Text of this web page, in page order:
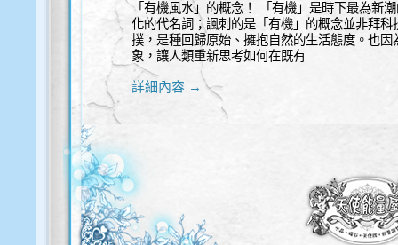
「有機風水」的概念！ 「有機」是時下最為新
化的代名詞；諷刺的是「有機」的概念並非拜
撲，是種回歸原始、擁抱自然的生活態度。也
象，讓人類重新思考如何在既有
詳細內容 →